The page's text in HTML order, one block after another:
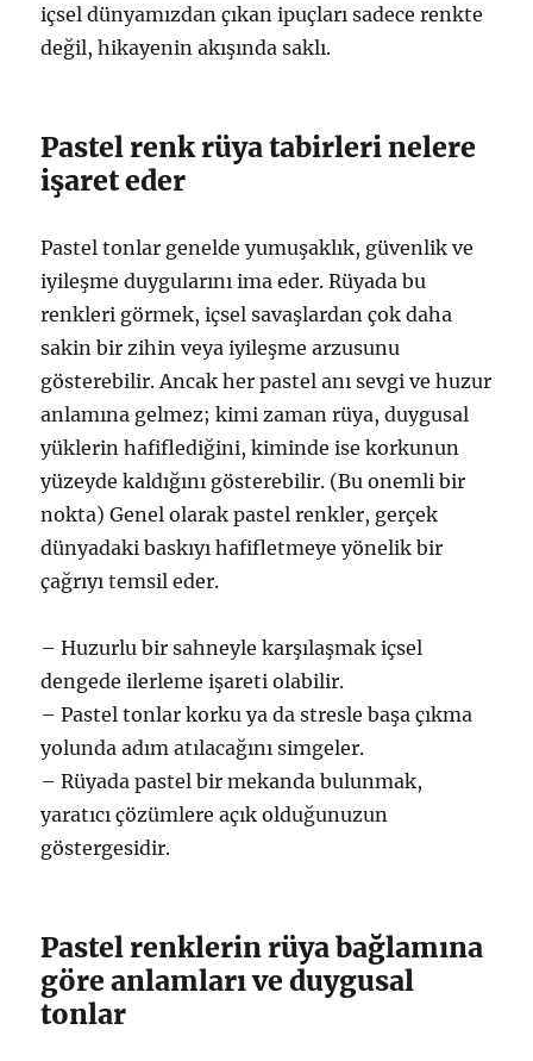
içsel dünyamızdan çıkan ipuçları sadece renkte
değil, hikayenin akışında saklı.
Pastel renk rüya tabirleri nelere
işaret eder
Pastel tonlar genelde yumuşaklık, güvenlik ve
iyileşme duygularını ima eder. Rüyada bu
renkleri görmek, içsel savaşlardan çok daha
sakin bir zihin veya iyileşme arzusunu
gösterebilir. Ancak her pastel anı sevgi ve huzur
anlamına gelmez; kimi zaman rüya, duygusal
yüklerin hafiflediğini, kiminde ise korkunun
yüzeyde kaldığını gösterebilir. (Bu onemli bir
nokta) Genel olarak pastel renkler, gerçek
dünyadaki baskıyı hafifletmeye yönelik bir
çağrıyı temsil eder.
– Huzurlu bir sahneyle karşılaşmak içsel
dengede ilerleme işareti olabilir.
– Pastel tonlar korku ya da stresle başa çıkma
yolunda adım atılacağını simgeler.
– Rüyada pastel bir mekanda bulunmak,
yaratıcı çözümlere açık olduğunuzun
göstergesidir.
Pastel renklerin rüya bağlamına
göre anlamları ve duygusal
tonlar